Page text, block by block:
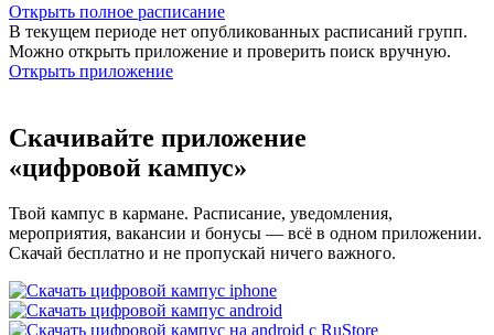
Открыть полное расписание
В текущем периоде нет опубликованных расписаний групп.
Можно открыть приложение и проверить поиск вручную.
Открыть приложение
Скачивайте приложение
«цифровой кампус»
Твой кампус в кармане. Расписание, уведомления,
мероприятия, вакансии и бонусы — всё в одном приложении.
Скачай бесплатно и не пропускай ничего важного.